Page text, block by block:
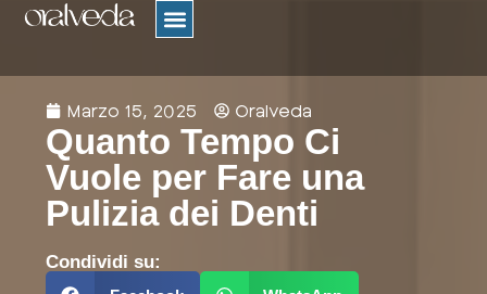
Marzo 15, 2025 Oralveda
Quanto Tempo Ci
Vuole per Fare una
Pulizia dei Denti
Condividi su: